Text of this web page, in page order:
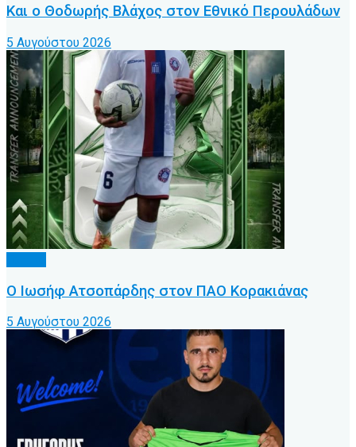
Και ο Θοδωρής Βλάχος στον Εθνικό Περουλάδων
5 Αυγούστου 2026
Ο Ιωσήφ Ατσοπάρδης στον ΠΑΟ Κορακιάνας
5 Αυγούστου 2026